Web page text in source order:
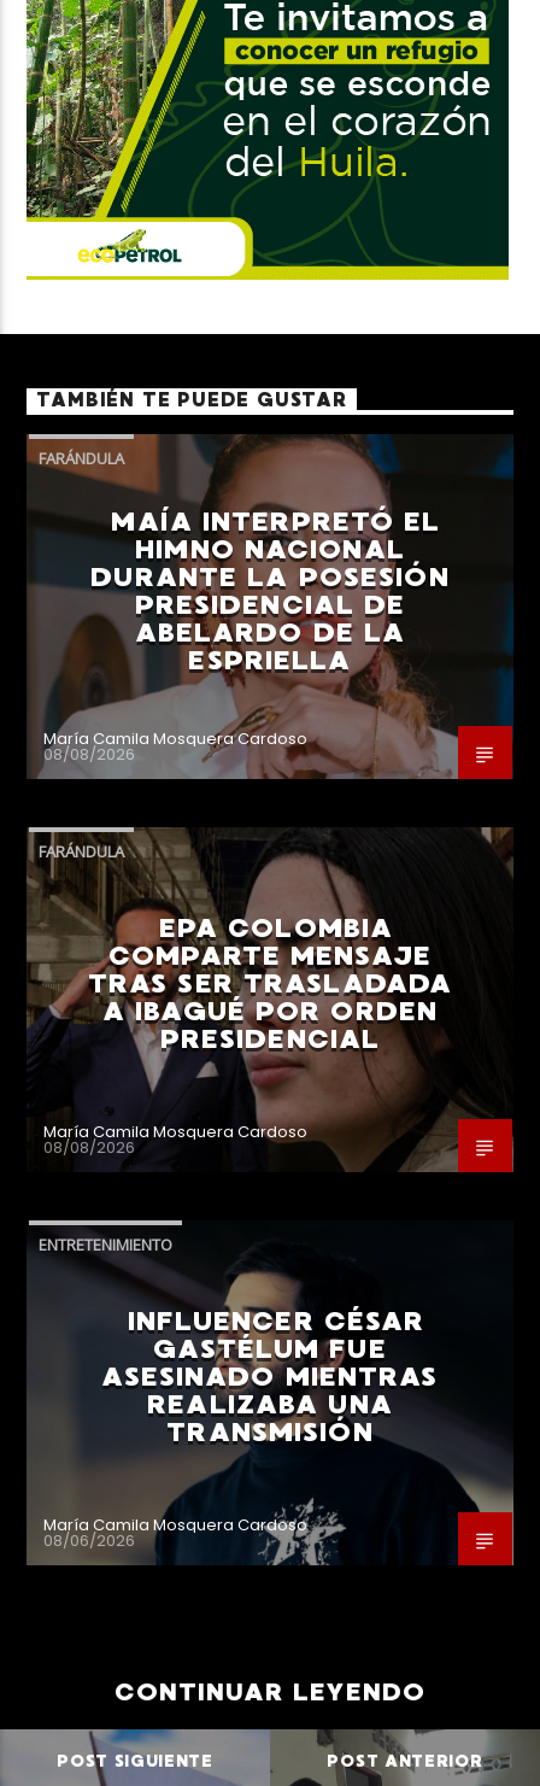
TAMBIÉN TE PUEDE GUSTAR
FARÁNDULA
MAÍA INTERPRETÓ EL
HIMNO NACIONAL
DURANTE LA POSESIÓN
PRESIDENCIAL DE
ABELARDO DE LA
ESPRIELLA
María Camila Mosquera Cardoso
08/08/2026
FARÁNDULA
EPA COLOMBIA
COMPARTE MENSAJE
TRAS SER TRASLADADA
A IBAGUÉ POR ORDEN
PRESIDENCIAL
María Camila Mosquera Cardoso
08/08/2026
ENTRETENIMIENTO
INFLUENCER CÉSAR
GASTÉLUM FUE
ASESINADO MIENTRAS
REALIZABA UNA
TRANSMISIÓN
María Camila Mosquera Cardoso
08/06/2026
CONTINUAR LEYENDO
POST SIGUIENTE POST ANTERIOR